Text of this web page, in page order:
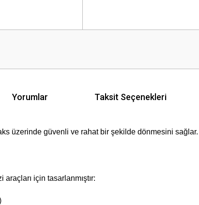
Yorumlar Taksit Seçenekleri
üzerinde güvenli ve rahat bir şekilde dönmesini sağlar.
için tasarlanmıştır: